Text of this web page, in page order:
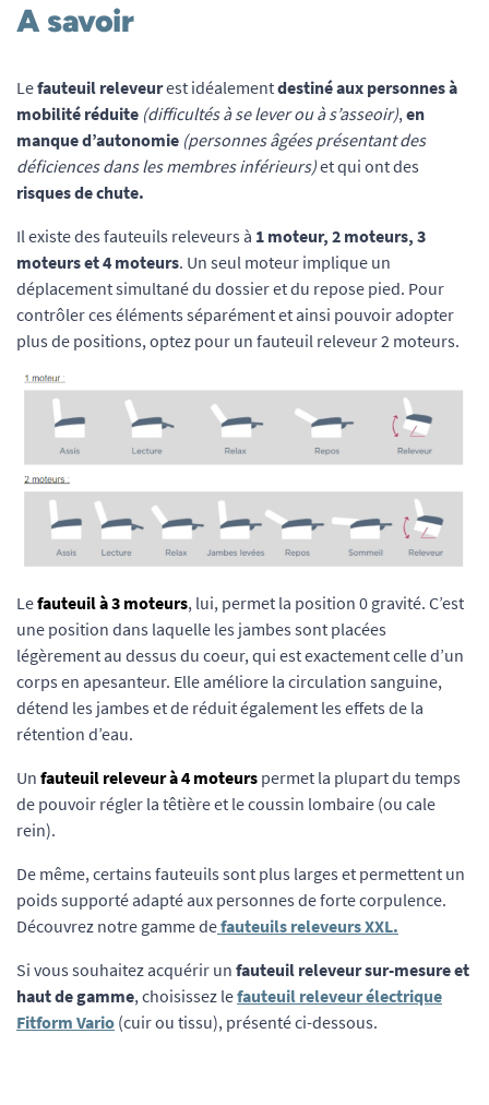
A savoir
Lefauteuil releveurest idéalementdestiné aux personnes à
mobilité réduite (difficultés à se lever ou à s’asseoir), en
manque d’autonomie (personnes âgées présentant des
déficiences dans les membres inférieurs)et qui ont des
risques de chute.
Il existe des fauteuils releveurs à 1 moteur, 2 moteurs, 3
moteurs et 4 moteurs. Un seul moteur implique un
déplacement simultané du dossier et du repose pied. Pour
contrôler ces éléments séparément et ainsi pouvoir adopter
plus de positions, optez pour un fauteuil releveur 2 moteurs.
Lefauteuil à 3 moteurs, lui, permet la position 0 gravité. C’est
une position dans laquelle les jambes sont placées
légèrement au dessus du coeur, qui est exactement celle d’un
corps en apesanteur. Elle améliore la circulation sanguine,
détend les jambes et de réduit également les effets de la
rétention d’eau.
Un fauteuil releveur à 4 moteurs permet la plupart du temps
de pouvoir régler la têtière et le coussin lombaire (ou cale
rein).
De même, certains fauteuils sont plus larges et permettent un
poids supporté adapté aux personnes de forte corpulence.
Découvrez notre gamme defauteuils releveurs XXL.
Si vous souhaitez acquérir un fauteuil releveur sur-mesure et
haut de gamme, choisissez lefauteuil releveur électrique
Fitform Vario (cuir ou tissu), présenté ci-dessous.